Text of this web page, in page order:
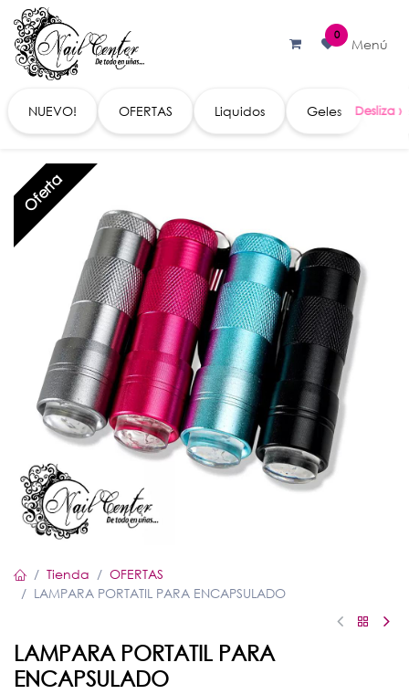
Ir al contenido
0
Menú
NUEVO! OFERTAS Liquidos Geles
Oferta
Tienda
OFERTAS
LAMPARA PORTATIL PARA ENCAPSULADO
LAMPARA PORTATIL PARA
ENCAPSULADO